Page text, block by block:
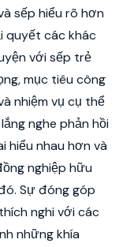
sếp hiểu rõ hơn
quyết các khác
với sếp trẻ
mục tiêu công
nhiệm vụ cụ thể
nghe phản hồi
hiểu nhau hơn và
nghiệp hữu
Sự đóng góp
nghi với các
những khía